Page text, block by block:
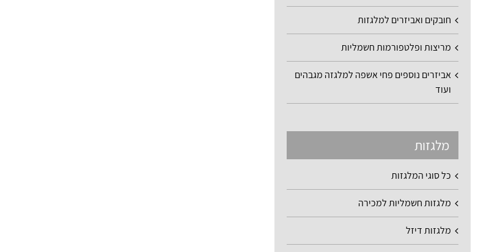
חובקים ואביזרים למלגזות
מריצות ופלטפורמות חשמליות
אביזרים נוספים פחי אשפה למלגזה מגבהים
ועוד
מלגזות
כל סוגי המלגזות
מלגזות חשמליות למכירה
מלגזות דיזל